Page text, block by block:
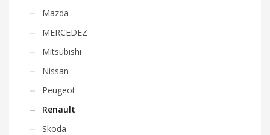
Mazda
MERCEDEZ
Mitsubishi
Nissan
Peugeot
Renault
Skoda